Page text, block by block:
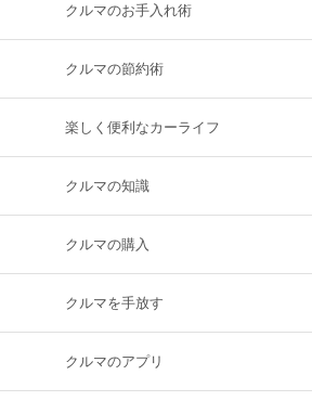
クルマのお手入れ術
クルマの節約術
楽しく便利なカーライフ
クルマの知識
クルマの購入
クルマを手放す
クルマのアプリ